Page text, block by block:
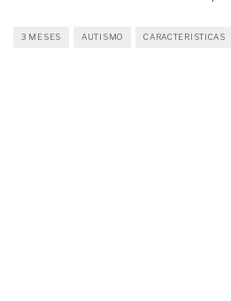
3 MESES AUTISMO CARACTERISTICAS